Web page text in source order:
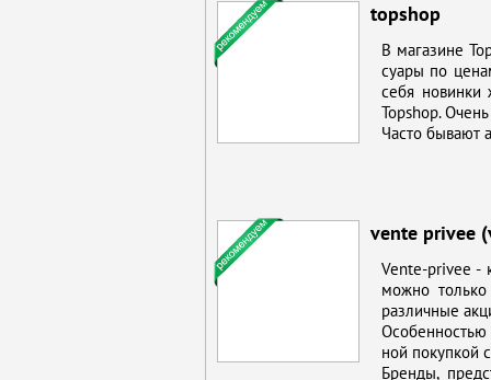
topshop
В ма­га­зине
су­а­ры по
се­бя
Topshop.
Ча­сто бы­ва­ют
vente privee
Vente-privee -
мож­но
раз­лич­ные
Осо­бен­но­стью
ной по­куп­кой
Брен­ды,